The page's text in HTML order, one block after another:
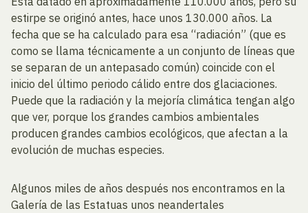
estirpe se originó antes, hace unos 130.000 años. La
fecha que se ha calculado para esa “radiación” (que es
como se llama técnicamente a un conjunto de líneas que
se separan de un antepasado común) coincide con el
inicio del último periodo cálido entre dos glaciaciones.
Puede que la radiación y la mejoría climática tengan algo
que ver, porque los grandes cambios ambientales
producen grandes cambios ecológicos, que afectan a la
evolución de muchas especies.
Algunos miles de años después nos encontramos en la
Galería de las Estatuas unos neandertales